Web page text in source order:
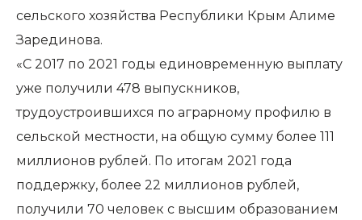
сельского хозяйства Республики Крым Алиме
Зарединова.
«С 2017 по 2021 годы единовременную выплату
уже получили 478 выпускников,
трудоустроившихся по аграрному профилю в
сельской местности, на общую сумму более 111
миллионов рублей. По итогам 2021 года
поддержку, более 22 миллионов рублей,
получили 70 человек с высшим образованием